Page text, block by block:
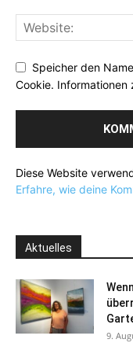
Speicher den
Cookie. Informationen
Diese Website
Erfahre, wie deine
Aktuelles
9.